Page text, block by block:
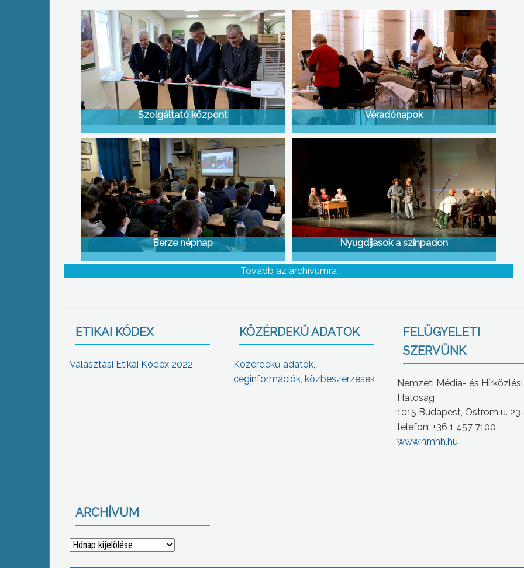
Szolgáltató központ Véradónapok
Berze népnap Nyugdíjasok a színpadon
Tovább az archívumra
ETIKAI KÓDEX
Választási Etikai Kódex 2022
KÖZÉRDEKŰ ADATOK
Közérdekű adatok,
céginformációk, közbeszerzések
FELÜGYELETI
SZERVÜNK
Nemzeti Média- és Hírközlési
Hatóság
1015 Budapest, Ostrom u.
telefon: +36 1 457 7100
www.nmhh.hu
ARCHÍVUM
Archívum